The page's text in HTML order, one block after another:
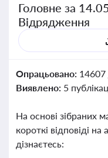
Головне за
Відрядження
Опрацьовано:
Виявлено: 5
На основі зібраних
короткі відповіді
дізнаєтесь: